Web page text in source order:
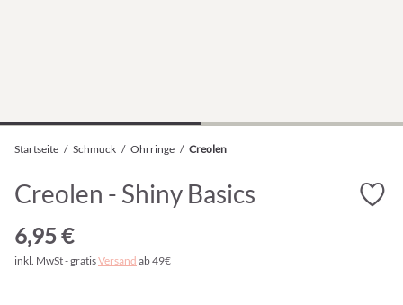
Startseite / Schmuck / Ohrringe / Creolen
Creolen - Shiny Basics
6,95 €
inkl. MwSt - gratisVersand ab 49€